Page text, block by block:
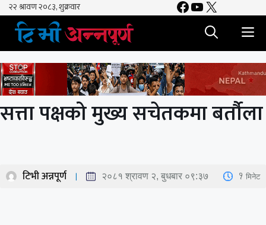
Skip
content
Facebook
YouTube
X
सत्ता पक्षको मुख्य सचेतकमा बर्तौला
टिभी अन्नपूर्ण २०८१ श्रावण २, बुधबार ०९:३७ 1 मिनेट